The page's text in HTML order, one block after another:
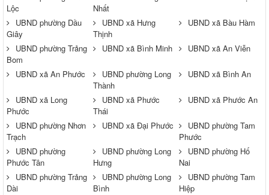
Lộc
Nhất
UBND phường Dầu
Giây
UBND xã Hưng
Thịnh
UBND xã Bàu Hàm
UBND phường Trảng
Bom
UBND xã Bình Minh UBND xã An Viễn
UBND xã An Phước
UBND phường Long
Thành
UBND xã Bình An
UBND xã Long
Phước
UBND xã Phước
Thái
UBND xã Phước An
UBND phường Nhơn
Trạch
UBND xã Đại Phước
UBND phường Tam
Phước
UBND phường
Phước Tân
UBND phường Long
Hưng
UBND phường Hố
Nai
UBND phường Trảng
Dài
UBND phường Long
Bình
UBND phường Tam
Hiệp